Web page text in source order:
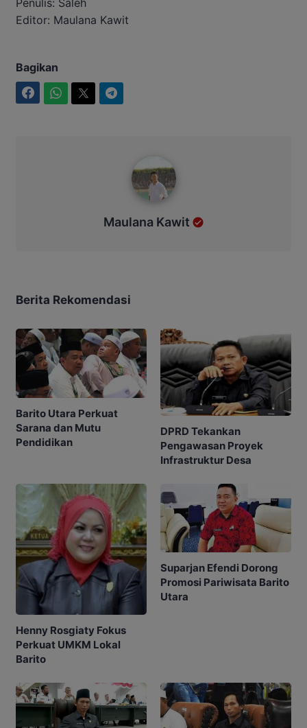
Editor: Maulana Kawit
Bagikan
Maulana Kawit
Berita Rekomendasi
Barito Utara Perkuat
Sarana dan Mutu
Pendidikan
DPRD Tekankan
Pengawasan Proyek
Infrastruktur Desa
Henny Rosgiaty Fokus
Perkuat UMKM Lokal
Barito
Suparjan Efendi Dorong
Promosi Pariwisata Barito
Utara